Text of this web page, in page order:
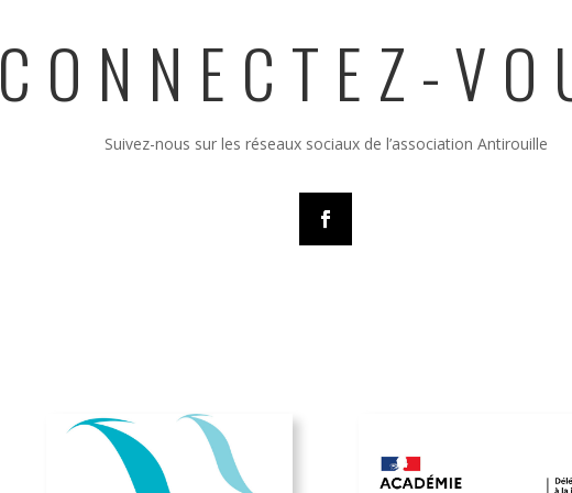
CONNECTEZ-
Suivez-nous sur les réseaux sociaux de l’association Antirouille